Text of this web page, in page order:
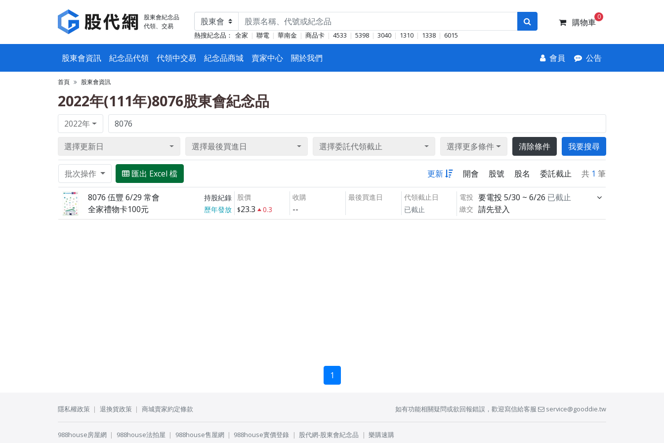
股東會紀念品
代領、交易
熱搜紀念品： 全家 聯電 華南金 商品卡 4533 5398 3040 1310 1338 6015
購物車
0
股東會資訊 紀念品代領 代領中交易 紀念品商城 賣家中心 關於我們 會員 公告
首頁 股東會資訊
2022年(111年)8076股東會紀念品
2022年
選擇更新日 選擇最後買進日 選擇委託代領截止 選擇更多條件 清除條件 我要搜尋
批次操作 匯出 Excel 檔 更新 開會 股號 股名 委託截止 共 1 筆
8076 伍豐 6/29 常會 持股紀錄
全家禮物卡100元 歷年發放
股價
23.3 0.3
收購
--
最後買進日
代領截止日
已截止
電投 要電投 5/30 ~ 6/26 已截止
繳交 請先登入
1
隱私權政策 退換貨政策 商城賣家約定條款 如有功能相關疑問或欲回報錯誤，歡迎寫信給客服 service@gooddie.tw
988house房屋網 988house法拍屋 988house售屋網 988house實價登錄 股代網-股東會紀念品 樂購速購